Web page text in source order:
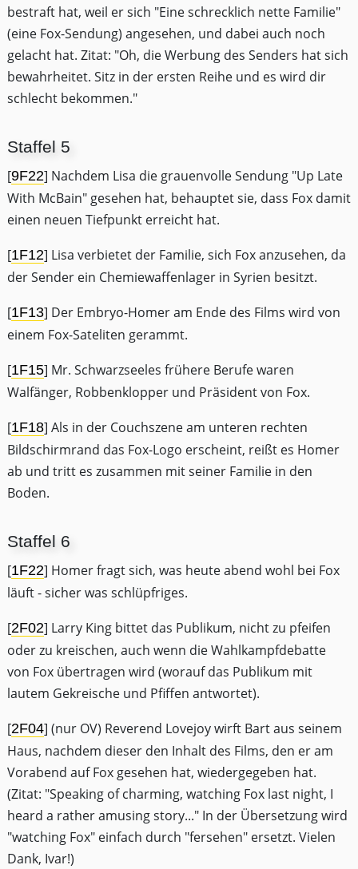
bestraft hat, weil er sich "Eine schrecklich nette Familie"
(eine Fox-Sendung) angesehen, und dabei auch noch
gelacht hat. Zitat: "Oh, die Werbung des Senders hat sich
bewahrheitet. Sitz in der ersten Reihe und es wird dir
schlecht bekommen."
Staffel 5
[9F22] Nachdem Lisa die grauenvolle Sendung "Up Late
With McBain" gesehen hat, behauptet sie, dass Fox damit
einen neuen Tiefpunkt erreicht hat.
[1F12] Lisa verbietet der Familie, sich Fox anzusehen, da
der Sender ein Chemiewaffenlager in Syrien besitzt.
[1F13] Der Embryo-Homer am Ende des Films wird von
einem Fox-Sateliten gerammt.
[1F15] Mr. Schwarzseeles frühere Berufe waren
Walfänger, Robbenklopper und Präsident von Fox.
[1F18] Als in der Couchszene am unteren rechten
Bildschirmrand das Fox-Logo erscheint, reißt es Homer
ab und tritt es zusammen mit seiner Familie in den
Boden.
Staffel 6
[1F22] Homer fragt sich, was heute abend wohl bei Fox
läuft - sicher was schlüpfriges.
[2F02] Larry King bittet das Publikum, nicht zu pfeifen
oder zu kreischen, auch wenn die Wahlkampfdebatte
von Fox übertragen wird (worauf das Publikum mit
lautem Gekreische und Pfiffen antwortet).
[2F04] (nur OV) Reverend Lovejoy wirft Bart aus seinem
Haus, nachdem dieser den Inhalt des Films, den er am
Vorabend auf Fox gesehen hat, wiedergegeben hat.
(Zitat: "Speaking of charming, watching Fox last night, I
heard a rather amusing story..." In der Übersetzung wird
"watching Fox" einfach durch "fersehen" ersetzt. Vielen
Dank, Ivar!)